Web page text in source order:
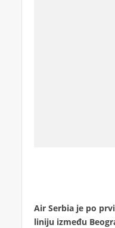
Air Serbia je po
liniju između